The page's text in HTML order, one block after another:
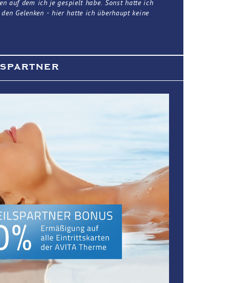
auf dem ich je gespielt habe. Sonst hatte ich
Gelenken - hier hatte ich überhaupt keine